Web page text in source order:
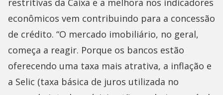
restritivas da Caixa e a melhora nos indicadores
econômicos vem contribuindo para a concessão
de crédito. “O mercado imobiliário, no geral,
começa a reagir. Porque os bancos estão
oferecendo uma taxa mais atrativa, a inflação e
a Selic (taxa básica de juros utilizada no